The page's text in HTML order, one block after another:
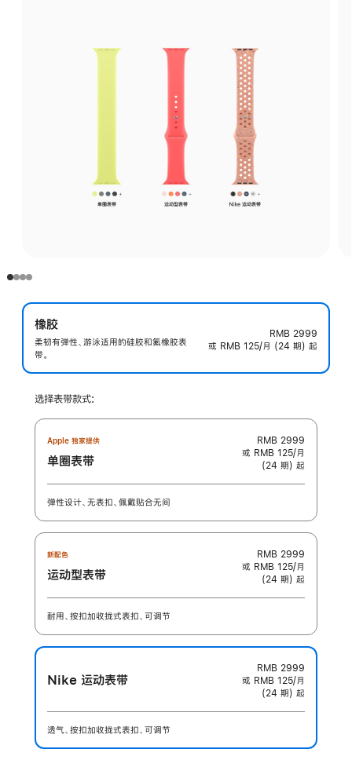
橡胶
柔韧有弹性、游泳适用的硅胶和氟橡胶表
带。
RMB 2999
或 RMB 125/月 (24 期) 起
选择表带款式:
Apple 独家提供
单圈表带
RMB 2999
或 RMB 125/月
(24 期) 起
弹性设计、无表扣、佩戴贴合无间
新配色
运动型表带
RMB 2999
或 RMB 125/月
(24 期) 起
耐用、按扣加收拢式表扣、可调节
Nike 运动表带
RMB 2999
或 RMB 125/月
(24 期) 起
透气、按扣加收拢式表扣、可调节